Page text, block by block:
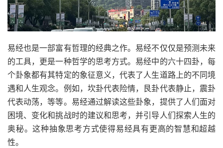
易经也是一部富有哲理的经典之作。易经不仅仅是预测未来
的工具，更是一种哲学的思考方式。易经中的六十四卦，每
个卦象都有其特定的象征意义，代表了人生道路上的不同境
遇和人生观念。例如，坎卦代表险情，艮卦代表静止，震卦
代表动荡，等等。易经通过解读这些卦象，提供了人们面对
困境、变化和挑战时的建议和思考，并引导人们探索人生的
奥秘。这种抽象思考方式使得易经具有更高的智慧和超越
性。